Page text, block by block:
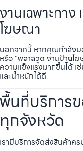
งานเฉพาะทาง
โฆษณา
นอกจากนี้ หากคุณกำลังม
หรือ “พลาสวูด งานป้ายโ
ความแข็งแรงมากขึ้นได้
และน้ำหนักได้ดี
พื้นที่บริการ
ทุกจังหวัด
เรามีบริการจัดส่งสินค้าค